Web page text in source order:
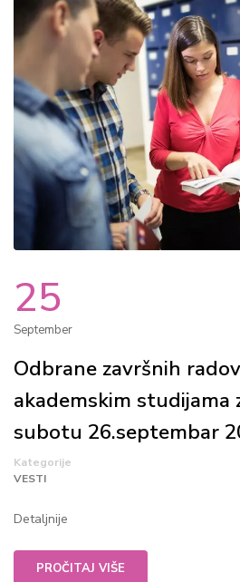
25
September
Odbrane završnih
akademskim studijama
subotu 26.septembar
Kategorije
VESTI
Detaljnije
PROČITAJ VIŠE